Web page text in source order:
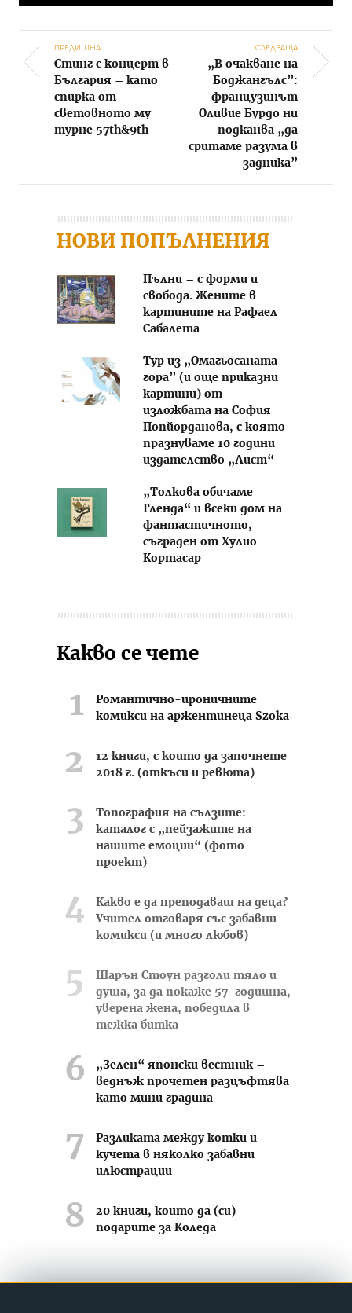
Post navigation
ПРЕДИШНА
Стинг с концерт в
България – като
спирка от
световното му
турне 57th&9th
СЛЕДВАЩА
„В очакване на
Боджангълс”:
французинът
Оливие Бурдо ни
подканва „да
сритаме разума в
задника”
НОВИ ПОПЪЛНЕНИЯ
Пълни – с форми и
свобода. Жените в
картините на Рафаел
Сабалета
Тур из „Омагьосаната
гора” (и още приказни
картини) от
изложбата на София
Попйорданова, с която
празнуваме 10 години
издателство „Лист“
„Толкова обичаме
Гленда“ и всеки дом на
фантастичното,
съграден от Хулио
Кортасар
Какво се чете
Романтично-ироничните
комикси на аржентинеца Szoka
12 книги, с които да започнете
2018 г. (откъси и ревюта)
Топография на сълзите:
каталог с „пейзажите на
нашите емоции“ (фото
проект)
Какво е да преподаваш на деца?
Учител отговаря със забавни
комикси (и много любов)
Шарън Стоун разголи тяло и
душа, за да покаже 57-годишна,
уверена жена, победила в
тежка битка
„Зелен“ японски вестник –
веднъж прочетен разцъфтява
като мини градина
Разликата между котки и
кучета в няколко забавни
илюстрации
20 книги, които да (си)
подарите за Коледа